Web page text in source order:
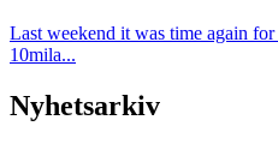
Last weekend it was time again
10mila...
Nyhetsarkiv